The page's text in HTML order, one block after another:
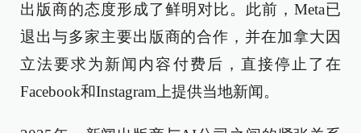
出版商的态度形成了鲜明对比。此前，Meta已
退出与多家主要出版商的合作，并在加拿大因
立法要求为新闻内容付费后，直接停止了在
Facebook和Instagram上提供当地新闻。